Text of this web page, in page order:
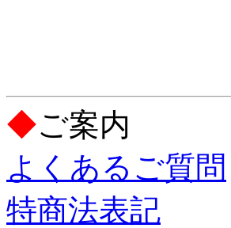
◆ご案内
よくあるご質問
特商法表記